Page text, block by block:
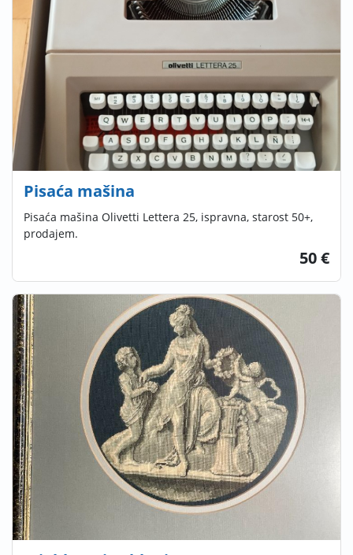
Pisaća mašina
Pisaća mašina Olivetti Lettera 25, ispravna, starost 50+,
prodajem.
50 €